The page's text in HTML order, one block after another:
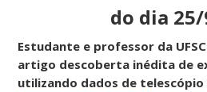
do dia
Estudante e professor da
artigo descoberta inédita de
utilizando dados de telescópio